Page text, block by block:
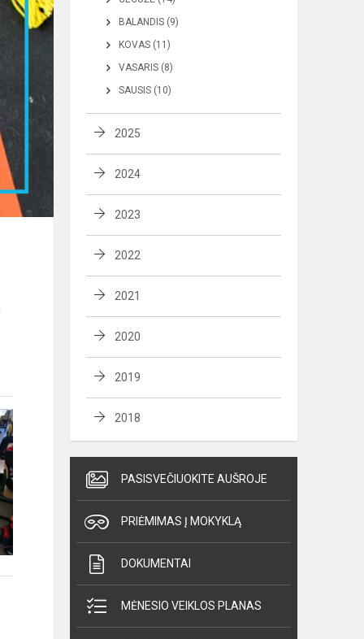
BALANDIS (9)
KOVAS (11)
VASARIS (8)
SAUSIS (10)
2025
2024
2023
2022
2021
2020
2019
2018
PASISVEČIUOKITE AUŠROJE
PRIĖMIMAS Į MOKYKLĄ
DOKUMENTAI
MĖNESIO VEIKLOS PLANAS